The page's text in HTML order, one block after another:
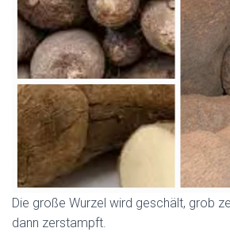
Die große Wurzel wird geschält, grob
dann zerstampft.